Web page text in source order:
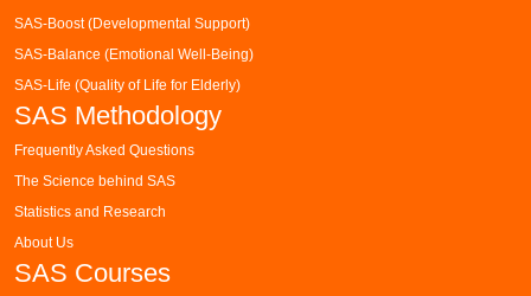
SAS-Boost (Developmental Support)
SAS-Balance (Emotional Well-Being)
SAS-Life (Quality of Life for Elderly)
SAS Methodology
Frequently Asked Questions
The Science behind SAS
Statistics and Research
About Us
SAS Courses